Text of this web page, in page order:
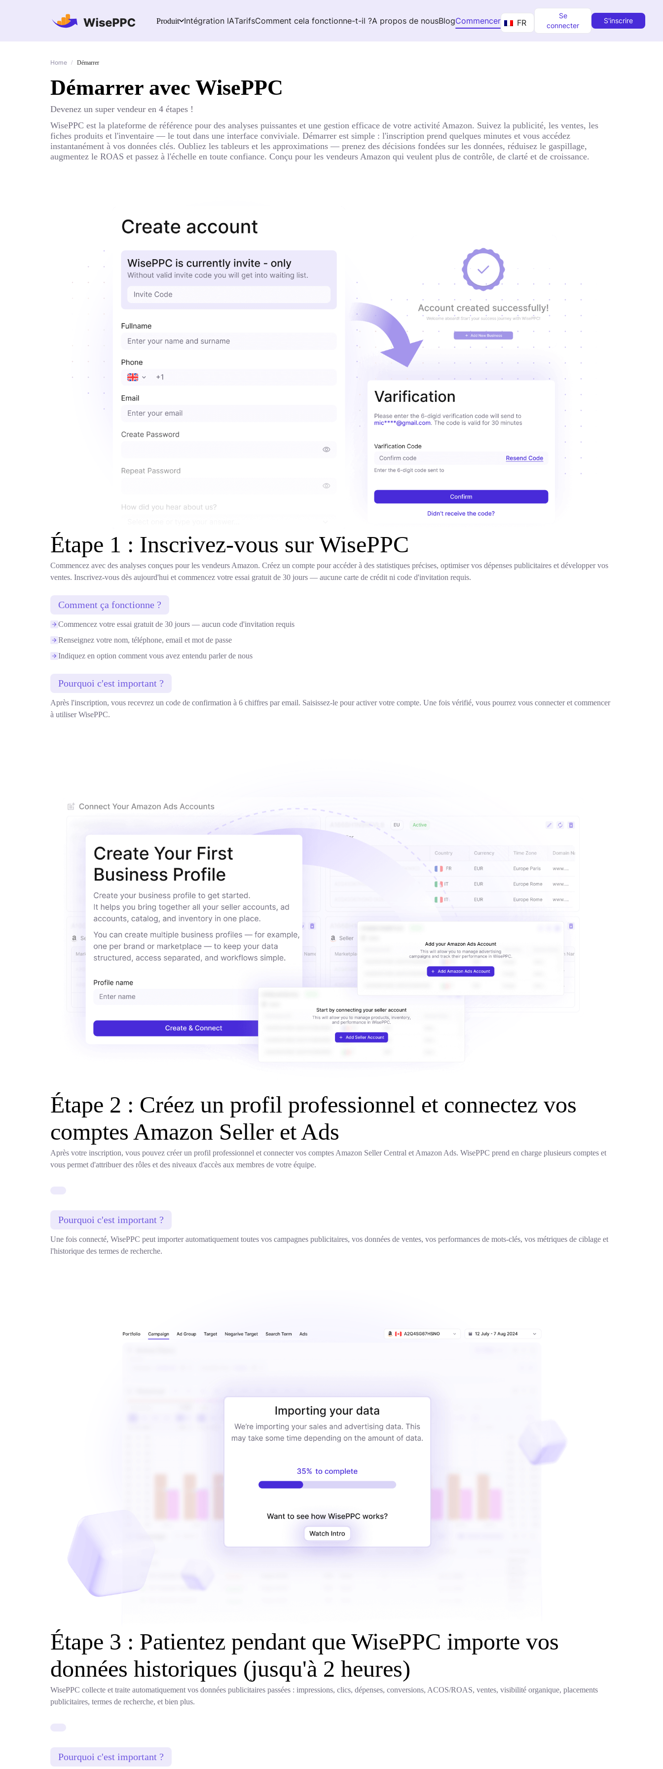
Produit Intégration IATarifsComment cela fonctionne-t-il ?A propos de nousBlogCommencer FR
Se
connecter
S'inscrire
Home / Démarrer
Démarrer avec WisePPC
Devenez un super vendeur en 4 étapes !
WisePPC est la plateforme de référence pour des analyses puissantes et une gestion efficace de votre activité Amazon. Suivez la publicité, les ventes, les
fiches produits et l'inventaire — le tout dans une interface conviviale. Démarrer est simple : l'inscription prend quelques minutes et vous accédez
instantanément à vos données clés. Oubliez les tableurs et les approximations — prenez des décisions fondées sur les données, réduisez le gaspillage,
augmentez le ROAS et passez à l'échelle en toute confiance. Conçu pour les vendeurs Amazon qui veulent plus de contrôle, de clarté et de croissance.
Étape 1 : Inscrivez-vous sur WisePPC
Commencez avec des analyses conçues pour les vendeurs Amazon. Créez un compte pour accéder à des statistiques précises, optimiser vos dépenses publicitaires et développer vos
ventes. Inscrivez-vous dès aujourd'hui et commencez votre essai gratuit de 30 jours — aucune carte de crédit ni code d'invitation requis.
Comment ça fonctionne ?
Commencez votre essai gratuit de 30 jours — aucun code d'invitation requis
Renseignez votre nom, téléphone, email et mot de passe
Indiquez en option comment vous avez entendu parler de nous
Pourquoi c'est important ?
Après l'inscription, vous recevrez un code de confirmation à 6 chiffres par email. Saisissez-le pour activer votre compte. Une fois vérifié, vous pourrez vous connecter et commencer
à utiliser WisePPC.
Étape 2 : Créez un profil professionnel et connectez vos
comptes Amazon Seller et Ads
Après votre inscription, vous pouvez créer un profil professionnel et connecter vos comptes Amazon Seller Central et Amazon Ads. WisePPC prend en charge plusieurs comptes et
vous permet d'attribuer des rôles et des niveaux d'accès aux membres de votre équipe.
Pourquoi c'est important ?
Une fois connecté, WisePPC peut importer automatiquement toutes vos campagnes publicitaires, vos données de ventes, vos performances de mots-clés, vos métriques de ciblage et
l'historique des termes de recherche.
Étape 3 : Patientez pendant que WisePPC importe vos
données historiques (jusqu'à 2 heures)
WisePPC collecte et traite automatiquement vos données publicitaires passées : impressions, clics, dépenses, conversions, ACOS/ROAS, ventes, visibilité organique, placements
publicitaires, termes de recherche, et bien plus.
Pourquoi c'est important ?